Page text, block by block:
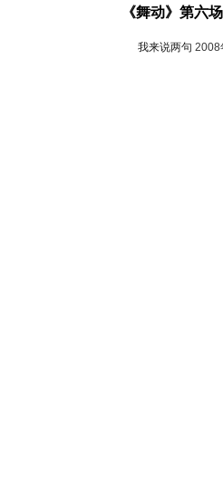
《舞动》第六
我来说两句 2008